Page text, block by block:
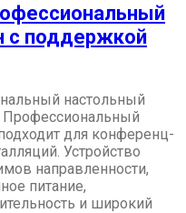
с поддержкой
настольный
для конференц-
Устройство
направленности,
питание,
и широкий